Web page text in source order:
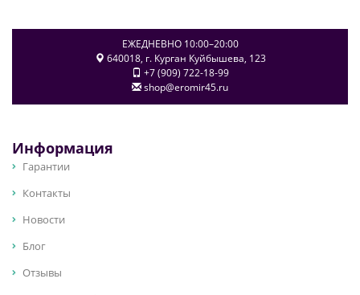
ЕЖЕДНЕВНО 10:00–20:00
640018, г. Курган Куйбышева, 123
+7 (909) 722-18-99
shop@eromir45.ru
Информация
Гарантии
Контакты
Новости
Блог
Отзывы